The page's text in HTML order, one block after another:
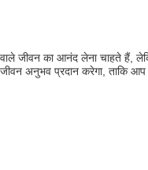
जीवन का आनंद लेना चाहते हैं,
अनुभव प्रदान करेगा, ताकि